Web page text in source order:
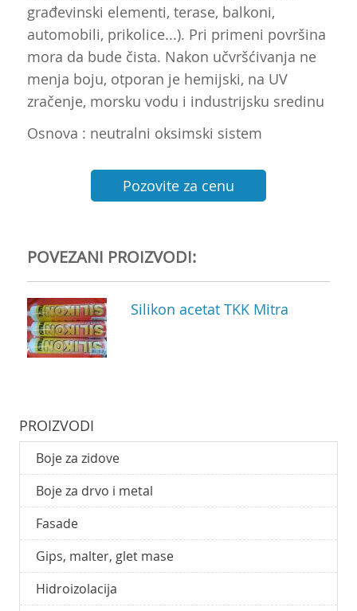
građevinski elementi, terase, balkoni,
automobili, prikolice...). Pri primeni površina
mora da bude čista. Nakon učvršćivanja ne
menja boju, otporan je hemijski, na UV
zračenje, morsku vodu i industrijsku sredinu
Osnova : neutralni oksimski sistem
Pozovite za cenu
POVEZANI PROIZVODI:
Silikon acetat TKK Mitra
PROIZVODI
Boje za zidove
Boje za drvo i metal
Fasade
Gips, malter, glet mase
Hidroizolacija